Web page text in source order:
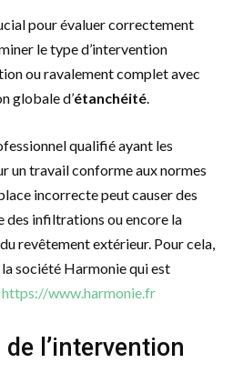
pour évaluer correctement
le type d’intervention
ou ravalement complet avec
globale d’étanchéité
qualifié ayant les
un travail conforme aux normes
incorrecte peut causer des
des infiltrations ou encore la
revêtement extérieur. Pour cela,
société Harmonie qui est
https://www.harmonie.fr
l’intervention